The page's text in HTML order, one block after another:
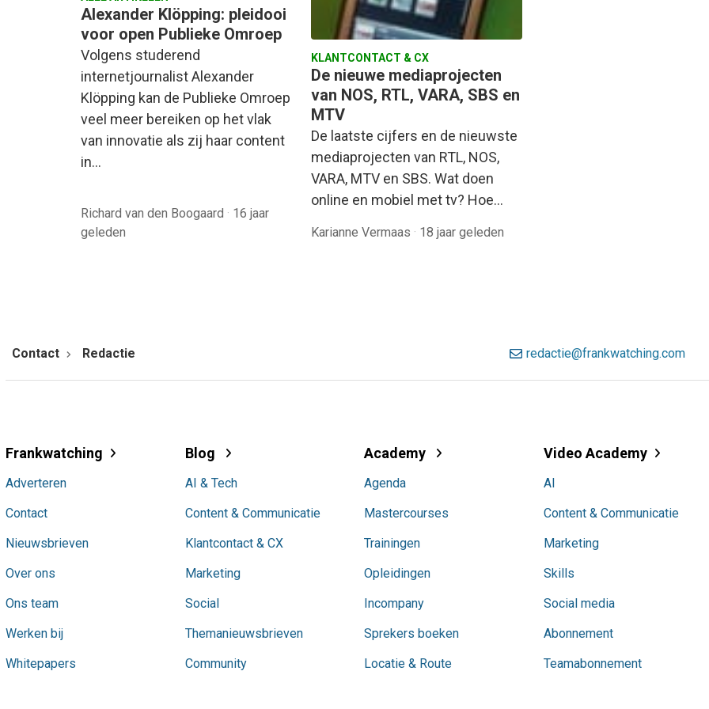
Alexander Klöpping: pleidooi
voor open Publieke Omroep
Volgens studerend
internetjournalist Alexander
Klöpping kan de Publieke Omroep
veel meer bereiken op het vlak
van innovatie als zij haar content
in…
Richard van den Boogaard · 16 jaar
geleden
KLANTCONTACT & CX
De nieuwe mediaprojecten
van NOS, RTL, VARA, SBS en
MTV
De laatste cijfers en de nieuwste
mediaprojecten van RTL, NOS,
VARA, MTV en SBS. Wat doen
online en mobiel met tv? Hoe…
Karianne Vermaas · 18 jaar geleden
Contact Redactie redactie@frankwatching.com
Frankwatching
Adverteren
Contact
Nieuwsbrieven
Over ons
Ons team
Werken bij
Whitepapers
Blog
AI & Tech
Content & Communicatie
Klantcontact & CX
Marketing
Social
Themanieuwsbrieven
Community
Academy
Agenda
Mastercourses
Trainingen
Opleidingen
Incompany
Sprekers boeken
Locatie & Route
Video Academy
AI
Content & Communicatie
Marketing
Skills
Social media
Abonnement
Teamabonnement